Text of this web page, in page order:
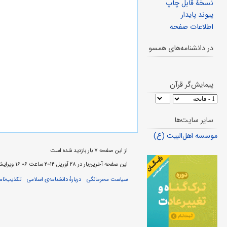
نسخهٔ قابل چاپ
پیوند پایدار
اطلاعات صفحه
در دانشنامه‌های همسو
پیمایش‌گر قرآن
سایر سایت‌ها
موسسه اهل‌البیت (ع)
از این صفحه ۷ بار بازدید شده است
این صفحه آخرین‌بار در ‏۲۸ آوریل ۲۰۱۴ ساعت ‏۱۶:۰۶ ویرایش شده‌است.
سیاست محرمانگی
دربارهٔ دانشنامه‌ی اسلامی